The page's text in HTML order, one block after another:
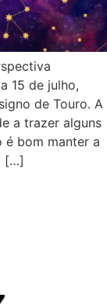
15 de julho,
de Touro. A
a trazer alguns
é bom manter a
[…]